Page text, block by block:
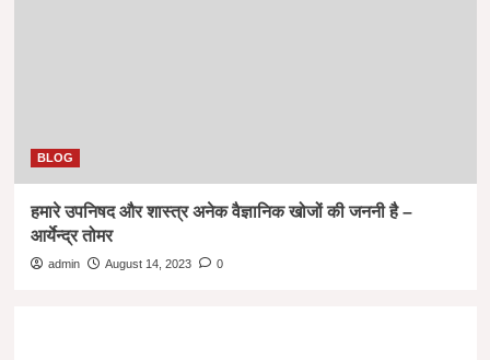
BLOG
हमारे उपनिषद और शास्त्र अनेक वैज्ञानिक खोजों की जननी है –
आर्येन्द्र तोमर
admin August 14, 2023 0